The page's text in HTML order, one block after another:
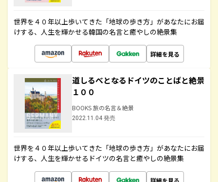
世界を４０年以上歩いてきた「地球の歩き方」があなたにお届
けする、人生を輝かせる韓国の名言と癒やしの絶景集
詳細を見る
道しるべとなるドイツのことばと絶景
１００
BOOKS 旅の名言＆絶景
2022.11.04 発売
世界を４０年以上歩いてきた「地球の歩き方」があなたにお届
けする、人生を輝かせるドイツの名言と癒やしの絶景集
詳細を見る